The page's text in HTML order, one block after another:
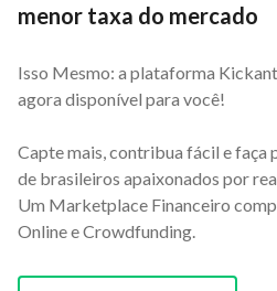
menor taxa do mercado
Isso Mesmo: a plataforma
agora disponível para você!
Capte mais, contribua fácil e faça
de brasileiros apaixonados por
Um Marketplace Financeiro
Online e Crowdfunding.